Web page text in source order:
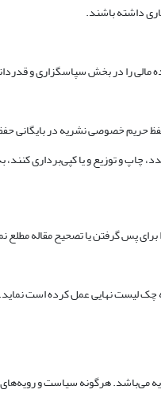
چاپ و توزیع و یا کپی‌برداری
می‌باشد. هرگونه سیاست و